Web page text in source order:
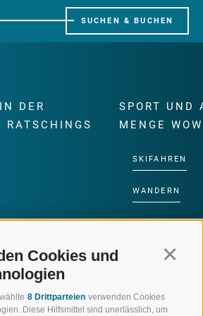
Cookies und
8 Drittparteien verwenden Cookies
Diese Hilfsmittel sind unerlässlich, um
SUCHEN & BUCHEN
DER
RATSCHINGS
SPORT UND
MENGE
SKIFAHREN
WANDERN
HOCHALPINE